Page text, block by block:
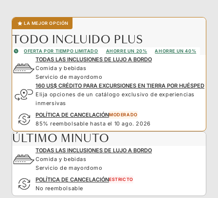
LA MEJOR OPCIÓN
TODO INCLUIDO PLUS
OFERTA POR TIEMPO LIMITADO AHORRE UN 20% AHORRE UN 40%
TODAS LAS INCLUSIONES DE LUJO A BORDO
Comida y bebidas
Servicio de mayordomo
160 US$ CRÉDITO PARA EXCURSIONES EN TIERRA POR HUÉSPED
Elija opciones de un catálogo exclusivo de experiencias
inmersivas
POLÍTICA DE CANCELACIÓNMODERADO
85% reembolsable hasta el 10 ago. 2026
ÚLTIMO MINUTO
TODAS LAS INCLUSIONES DE LUJO A BORDO
Comida y bebidas
Servicio de mayordomo
POLÍTICA DE CANCELACIÓNESTRICTO
No reembolsable